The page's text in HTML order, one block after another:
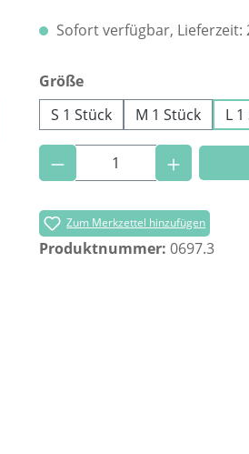
Sofort verfügbar, Lieferzeit:
Größeauswählen
S 1 Stück
M 1 Stück L
Produkt Anzahl:
Zum Merkzettel hinzufügen
Produktnummer: 0697.3